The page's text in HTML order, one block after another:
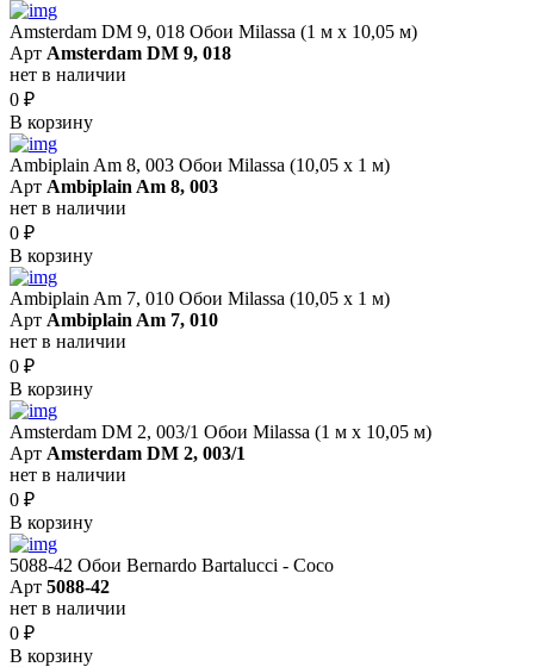
Amsterdam DM 9, 018 Обои Milassa (1 м х 10,05 м)
Арт Amsterdam DM 9, 018
нет в наличии
0 ₽
В корзину
Ambiplain Am 8, 003 Обои Milassa (10,05 х 1 м)
Арт Ambiplain Am 8, 003
нет в наличии
0 ₽
В корзину
Ambiplain Am 7, 010 Обои Milassa (10,05 х 1 м)
Арт Ambiplain Am 7, 010
нет в наличии
0 ₽
В корзину
Amsterdam DM 2, 003/1 Обои Milassa (1 м х 10,05 м)
Арт Amsterdam DM 2, 003/1
нет в наличии
0 ₽
В корзину
5088-42 Обои Bernardo Bartalucci - Coco
Арт 5088-42
нет в наличии
0 ₽
В корзину